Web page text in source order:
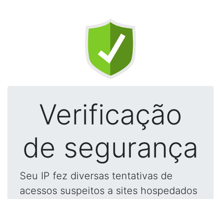
Verificação
de segurança
Seu IP fez diversas tentativas de
acessos suspeitos a sites hospedados